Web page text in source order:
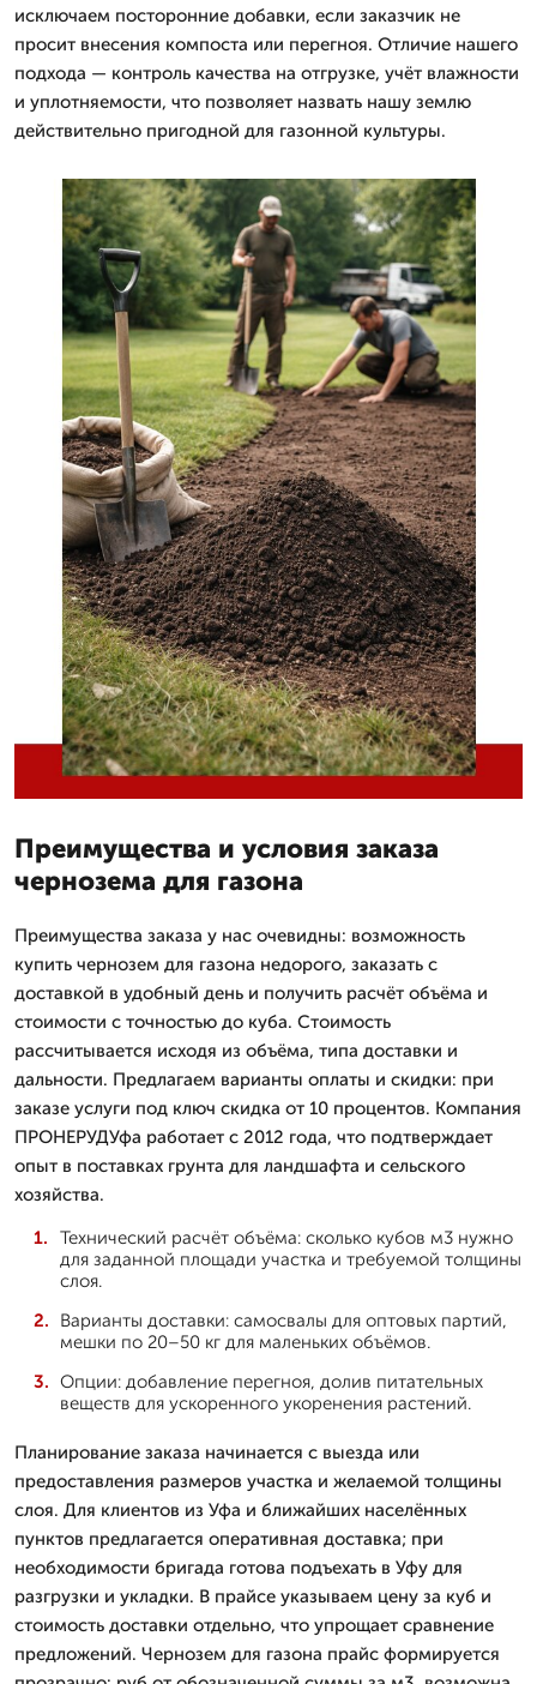
исключаем посторонние добавки, если заказчик не
просит внесения компоста или перегноя. Отличие нашего
подхода — контроль качества на отгрузке, учёт влажности
и уплотняемости, что позволяет назвать нашу землю
действительно пригодной для газонной культуры.
Преимущества и условия заказа
чернозема для газона
Преимущества заказа у нас очевидны: возможность
купить чернозем для газона недорого, заказать с
доставкой в удобный день и получить расчёт объёма и
стоимости с точностью до куба. Стоимость
рассчитывается исходя из объёма, типа доставки и
дальности. Предлагаем варианты оплаты и скидки: при
заказе услуги под ключ скидка от 10 процентов. Компания
ПРОНЕРУДУфа работает с 2012 года, что подтверждает
опыт в поставках грунта для ландшафта и сельского
хозяйства.
Технический расчёт объёма: сколько кубов м3 нужно
для заданной площади участка и требуемой толщины
слоя.
Варианты доставки: самосвалы для оптовых партий,
мешки по 20–50 кг для маленьких объёмов.
Опции: добавление перегноя, долив питательных
веществ для ускоренного укоренения растений.
Планирование заказа начинается с выезда или
предоставления размеров участка и желаемой толщины
слоя. Для клиентов из Уфа и ближайших населённых
пунктов предлагается оперативная доставка; при
необходимости бригада готова подъехать в Уфу для
разгрузки и укладки. В прайсе указываем цену за куб и
стоимость доставки отдельно, что упрощает сравнение
предложений. Чернозем для газона прайс формируется